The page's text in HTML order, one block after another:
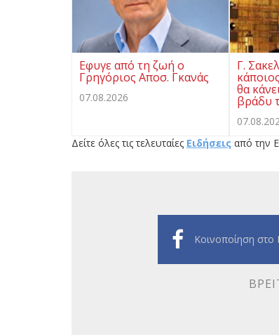
Eφυγε από τη ζωή ο
Γρηγόριος Αποσ. Γκανάς
07.08.2026
Γ.
θα
βράδυ
Δείτε όλες τις τελευταίες Ειδήσεις από την
Κοινοποίηση στο